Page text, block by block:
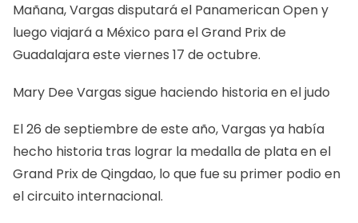
Mañana, Vargas disputará el Panamerican Open y
luego viajará a México para el Grand Prix de
Guadalajara este viernes 17 de octubre.
Mary Dee Vargas sigue haciendo historia en el judo
El 26 de septiembre de este año, Vargas ya había
hecho historia tras lograr la medalla de plata en el
Grand Prix de Qingdao, lo que fue su primer podio en
el circuito internacional.